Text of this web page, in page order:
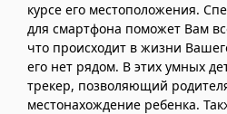
курсе его местоположения.
для смартфона поможет Вам
что происходит в жизни
его нет рядом. В этих умных
трекер, позволяющий
местонахождение ребенка.